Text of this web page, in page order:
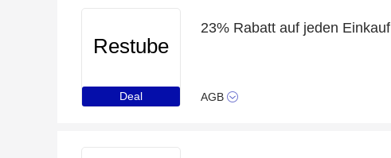
Restube
Deal
23% Rabatt auf jeden Einkauf
AGB